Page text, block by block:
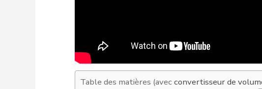
Table des matières (avec convertisseur de